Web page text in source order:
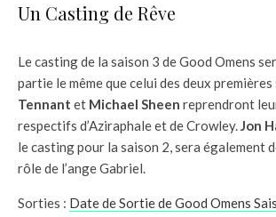
Un Casting de Rêve
Le casting de la saison 3 de Good Omens
partie le même que celui des deux premières
Tennant et Michael Sheen reprendront
respectifs d’Aziraphale et de Crowley.Jon
le casting pour la saison 2, sera également
rôle de l’ange Gabriel.
Sorties : Date de Sortie de Good Omens